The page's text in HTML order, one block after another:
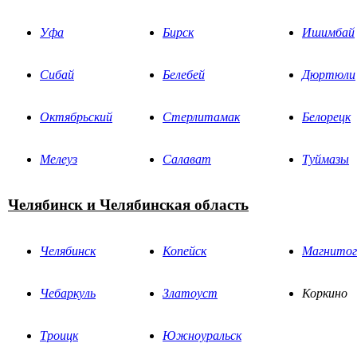
Уфа Бирск Ишимбай
Сибай Белебей Дюртюли
Октябрьский Стерлитамак Белорецк
Мелеуз Салават Туймазы
Челябинск и Челябинская область
Челябинск Копейск
Чебаркуль Златоуст Коркино
Троицк Южноуральск